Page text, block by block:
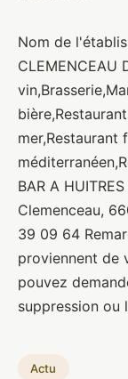
BAR A
Brasseurs•10
Nom de
CLEMENCEAU
mer,Restaurant
BAR A
Clemenceau,
39 09 64
proviennent de
pouvez
suppression
Actu